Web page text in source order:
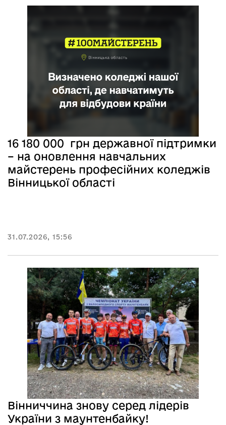
16 180 000 грн державної підтримки
– на оновлення навчальних
майстерень професійних коледжів
Вінницької області
31.07.2026, 15:56
Вінниччина знову серед лідерів
України з маунтенбайку!